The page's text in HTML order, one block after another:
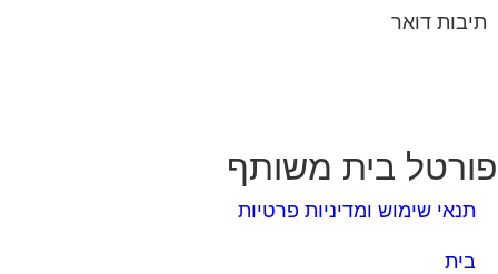
תיבות דואר
בית משותף
תנאי שימוש ומדיניות פרטיות
בית